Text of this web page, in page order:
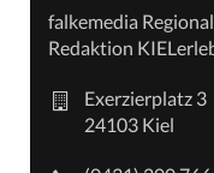
falkemedia
Redaktion
Exerzierplatz 3
24103 Kiel